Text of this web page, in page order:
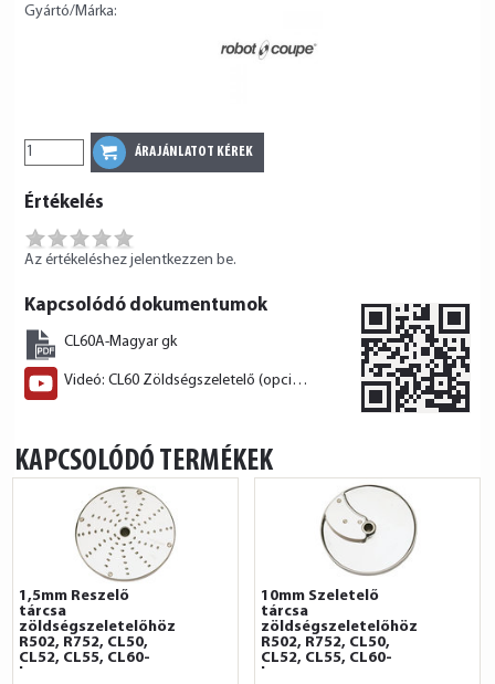
Gyártó/Márka:
Értékelés
Az értékeléshez jelentkezzen be.
Kapcsolódó dokumentumok
CL60A-Magyar gk
Videó: CL60 Zöldségszeletelő (opcionális tartozékokkal!)
KAPCSOLÓDÓ TERMÉKEK
1,5mm Reszelő
tárcsa
zöldségszeletelőhöz
R502, R752, CL50,
CL52, CL55, CL60-
hoz
10mm Szeletelő
tárcsa
zöldségszeletelőhöz
R502, R752, CL50,
CL52, CL55, CL60-
hoz